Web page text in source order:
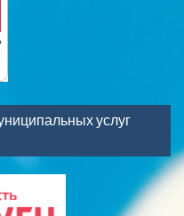
услуг